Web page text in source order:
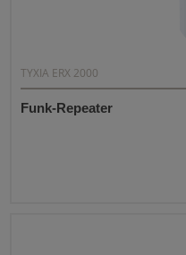
TYXIA ERX 2000
Funk-Repeater